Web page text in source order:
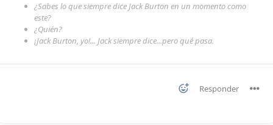
¿Sabes lo que siempre dice Jack Burton en un momento como
este?
¿Quién?
¡Jack Burton, yo!... Jack siempre dice...pero qué pasa.
Responder